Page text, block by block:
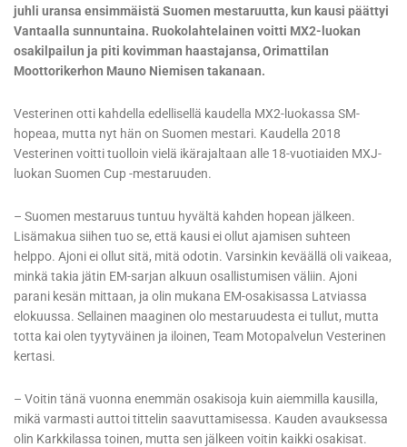
juhli uransa ensimmäistä Suomen mestaruutta, kun kausi päättyi
Vantaalla sunnuntaina. Ruokolahtelainen voitti MX2-luokan
osakilpailun ja piti kovimman haastajansa, Orimattilan
Moottorikerhon Mauno Niemisen takanaan.
Vesterinen otti kahdella edellisellä kaudella MX2-luokassa SM-
hopeaa, mutta nyt hän on Suomen mestari. Kaudella 2018
Vesterinen voitti tuolloin vielä ikärajaltaan alle 18-vuotiaiden MXJ-
luokan Suomen Cup -mestaruuden.
– Suomen mestaruus tuntuu hyvältä kahden hopean jälkeen.
Lisämakua siihen tuo se, että kausi ei ollut ajamisen suhteen
helppo. Ajoni ei ollut sitä, mitä odotin. Varsinkin keväällä oli vaikeaa,
minkä takia jätin EM-sarjan alkuun osallistumisen väliin. Ajoni
parani kesän mittaan, ja olin mukana EM-osakisassa Latviassa
elokuussa. Sellainen maaginen olo mestaruudesta ei tullut, mutta
totta kai olen tyytyväinen ja iloinen, Team Motopalvelun Vesterinen
kertasi.
– Voitin tänä vuonna enemmän osakisoja kuin aiemmilla kausilla,
mikä varmasti auttoi tittelin saavuttamisessa. Kauden avauksessa
olin Karkkilassa toinen, mutta sen jälkeen voitin kaikki osakisat.